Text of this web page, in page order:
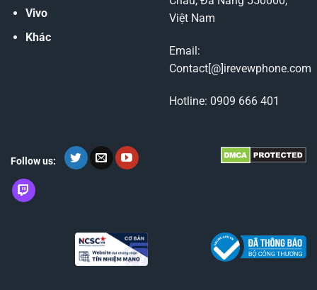
Vivo
Khác
Việt Nam
Email:
Contact[@]irevewphone.com
Hotline: 0909 666 401
Follow us: